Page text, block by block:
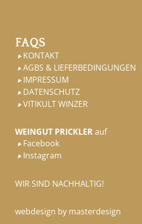
FAQS
 KONTAKT
 AGBS & LIEFERBEDINGUNGEN
 IMPRESSUM
 DATENSCHUTZ
 VITIKULT WINZER
WEINGUT PRICKLERauf
 Facebook
 Instagram
WIR SIND NACHHALTIG!
webdesign by masterdesign